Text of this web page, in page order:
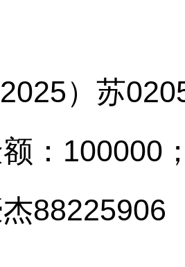
2025）苏
：100000
88225906